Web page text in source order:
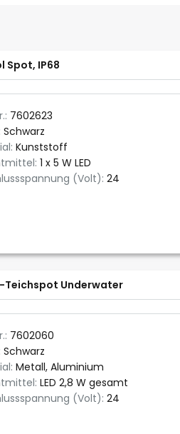
Spot, IP68
7602623
Schwarz
Kunststoff
1 x 5 W LED
(Volt): 24
Teichspot Underwater
7602060
Schwarz
Metall, Aluminium
LED 2,8 W gesamt
(Volt): 24